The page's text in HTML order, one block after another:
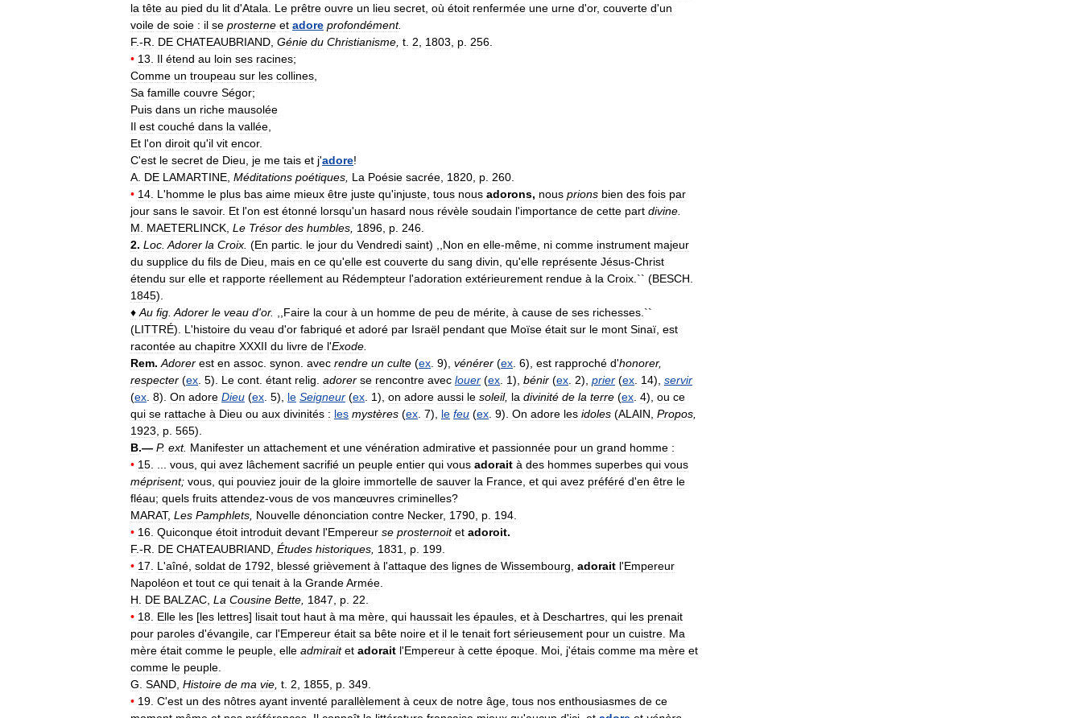
la tête au pied du lit d'Atala Le prêtre ouvre un lieu secret où étoit renfermée une urne d'or, couverte d'un
voile de soie : il se prosterne et adore profondément.
F.-R DE CHATEAUBRIAND Génie du Christianisme t 2 1803 p 256
• 13 Il étend au loin ses racines;
Comme un troupeau sur les collines
Sa famille couvre Ségor;
Puis dans un riche mausolée
Il est couché dans la vallée
Et l'on diroit qu'il vit encor.
C'est le secret de Dieu je me tais et j'adore!
A DE LAMARTINE Méditations poétiques La Poésie sacrée 1820 p 260
• 14 L 'homme le plus bas aime mieux être juste qu'injuste tous nous adorons, nous prions bien des fois par
jour sans le savoir. Et l'on est étonné lorsqu'un hasard nous révèle soudain l'importance de cette part divine
M
MAETERLINCK Le Trésor des humbles 1896 p 246
2. Loc Adorer la Croix (En partic le jour du Vendredi saint) ,, Non en elle-même ni comme instrument majeur
du supplice du fils de Dieu mais en ce qu'elle est couverte du sang divin qu'elle représente Jésus-Christ
étendu sur elle et rapporte réellement au Rédempteur l'adoration extérieurement rendue à la Croix .`` (BESCH
1845).
♦ Au fig Adorer le veau d'or. Faire la cour à un homme de peu de mérite à cause de ses richesses .``
(LITTRÉ). L 'histoire du veau d'or fabriqué et adoré par Israël pendant que Moïse était sur le mont Sinaï est
racontée au chapitre XXXII du livre de l'Exode
Rem. Adorer est en assoc synon avec rendre un culte (ex 9), vénérer (ex 6), est rapproché d'honorer,
respecter (ex 5). Le cont étant relig adorer se rencontre avec louer (ex 1), bénir (ex 2), prier (ex 14), servir
(ex 8). On adore Dieu (ex 5), le Seigneur (ex 1), on adore aussi le soleil, la divinité de la terre (ex 4), ou ce
qui se rattache à Dieu ou aux divinités : les mystères (ex 7), le feu (ex 9). On adore les idoles (ALAIN Propos
1923
p 565).
B.— P. ext. Manifester un attachement et une vénération admirative et passionnée pour un grand homme :
• 15 vous qui avez lâchement sacrifié un peuple entier qui vous adorait à des hommes superbes qui vous
méprisent; vous qui pouviez jouir de la gloire immortelle de sauver la France et qui avez préféré d'en être le
fléau; quels fruits attendez-vous de vos manœuvres criminelles?
MARAT, Les Pamphlets Nouvelle dénonciation contre Necker, 1790 p 194
• 16 Quiconque étoit introduit devant l'Empereur se prosternoit et adoroit.
F.-R DE CHATEAUBRIAND Études historiques 1831 p 199
• 17 L 'aîné soldat de 1792 blessé grièvement à l'attaque des lignes de Wissembourg adorait l'Empereur
Napoléon et tout ce qui tenait à la GrandeArmée
H
DE BALZAC La Cousine Bette 1847 p 22
• 18 Elle les [les lettres] lisait tout haut à ma mère qui haussait les épaules et à Deschartres qui les prenait
pour paroles d'évangile car l'Empereur était sa bête noire et il le tenait fort sérieusement pour un cuistre Ma
mère était comme le peuple elle admirait et adorait l'Empereur à cette époque Moi j'étais comme ma mère et
comme le peuple
G SAND Histoire de ma vie t 2 1855 p 349
• 19 C'est un des nôtres ayant inventé parallèlement à ceux de notre âge tous nos enthousiasmes de ce